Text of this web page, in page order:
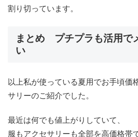
割り切っています。
まとめ プチプラも活用で
い
以上私が使っている夏用でお手頃価
サリーのご紹介でした。
最近は何でも値上がりしていて、
服もアクセサリーも全部を高価格帯